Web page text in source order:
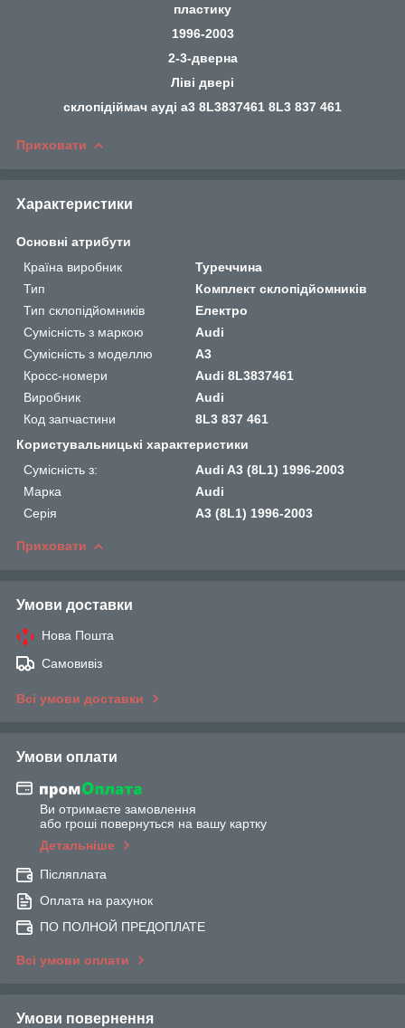
пластику
1996-2003
2-3-дверна
Ліві двері
склопідіймач ауді а3 8L3837461 8L3 837 461
Приховати
Характеристики
Основні атрибути
Країна виробник
Туреччина
Тип
Комплект склопідйомників
Тип склопідйомників
Електро
Сумісність з маркою
Audi
Сумісність з моделлю
A3
Кросс-номери
Audi 8L3837461
Виробник
Audi
Код запчастини
8L3 837 461
Користувальницькі характеристики
Сумісність з:
Audi A3 (8L1) 1996-2003
Марка
Audi
Серія
A3 (8L1) 1996-2003
Приховати
Умови доставки
Нова Пошта
Самовивіз
Всі умови доставки
Умови оплати
Ви отримаєте замовлення
або гроші повернуться на вашу картку
Детальніше
Післяплата
Оплата на рахунок
ПО ПОЛНОЙ ПРЕДОПЛАТЕ
Всі умови оплати
Умови повернення